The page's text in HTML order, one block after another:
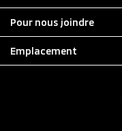
Pour nous joindre
Emplacement